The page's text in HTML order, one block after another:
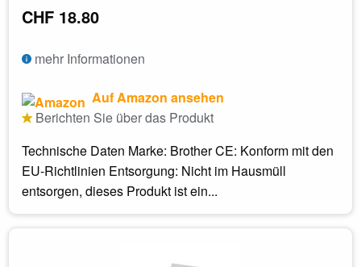
CHF 18.80
mehr Informationen
Auf Amazon ansehen
Berichten Sie über das Produkt
Technische Daten Marke: Brother CE: Konform mit den
EU-Richtlinien Entsorgung: Nicht im Hausmüll
entsorgen, dieses Produkt ist ein...